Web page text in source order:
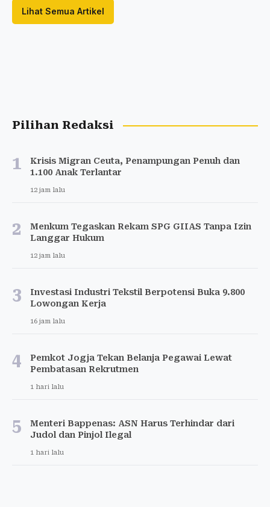
Lihat Semua Artikel
Pilihan Redaksi
1
Krisis Migran Ceuta, Penampungan Penuh dan
1.100 Anak Terlantar
12 jam lalu
2
Menkum Tegaskan Rekam SPG GIIAS Tanpa Izin
Langgar Hukum
12 jam lalu
3
Investasi Industri Tekstil Berpotensi Buka 9.800
Lowongan Kerja
16 jam lalu
4
Pemkot Jogja Tekan Belanja Pegawai Lewat
Pembatasan Rekrutmen
1 hari lalu
5
Menteri Bappenas: ASN Harus Terhindar dari
Judol dan Pinjol Ilegal
1 hari lalu